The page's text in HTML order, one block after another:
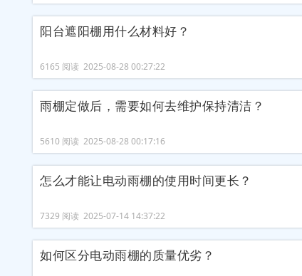
阳台遮阳棚用什么材料好？
6165 阅读 2025-08-28 00:27:22
雨棚定做后，需要如何去维护保持清洁？
5610 阅读 2025-08-28 00:17:16
怎么才能让电动雨棚的使用时间更长？
7329 阅读 2025-07-14 14:37:22
如何区分电动雨棚的质量优劣？